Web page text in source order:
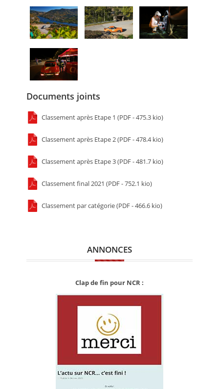
Documents joints
Classement après Etape 1 (PDF - 475.3 kio)
Classement après Etape 2 (PDF - 478.4 kio)
Classement après Etape 3 (PDF - 481.7 kio)
Classement final 2021 (PDF - 752.1 kio)
Classement par catégorie (PDF - 466.6 kio)
ANNONCES
Clap de fin pour NCR :